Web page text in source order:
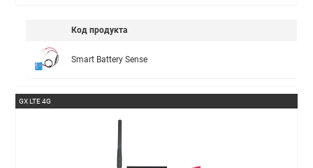
Код продукта
Smart Battery Sense
GX LTE 4G